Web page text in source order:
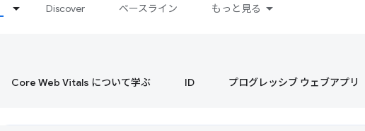
Discover ベースライン もっと見る
Core Web Vitals について学ぶ ID プログレッシブ ウェブアプリ